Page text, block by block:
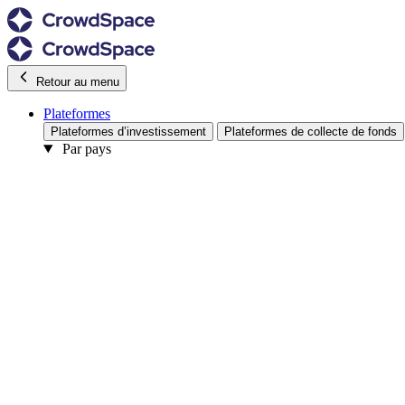
Retour au menu
Plateformes
Plateformes d’investissement Plateformes de collecte de fonds
Par pays